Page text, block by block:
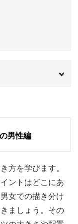
03:58
05:54
07:33
男性編
方を学びます。
ントはどこにあ
女での描き分け
ましょう。その